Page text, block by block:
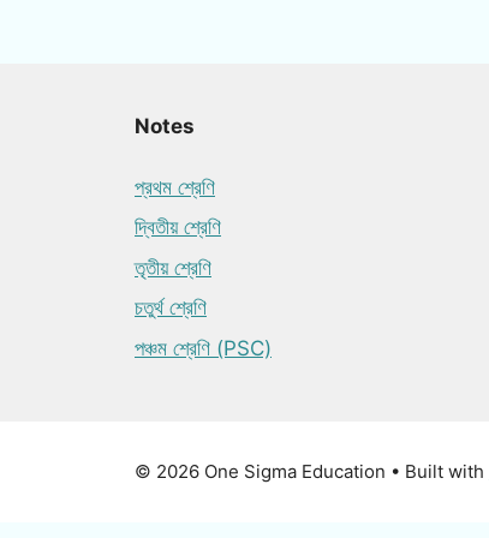
Notes
প্রথম শ্রেণি
দ্বিতীয় শ্রেণি
তৃতীয় শ্রেণি
চতুর্থ শ্রেণি
পঞ্চম শ্রেণি (PSC)
© 2026 One Sigma Education • Built with